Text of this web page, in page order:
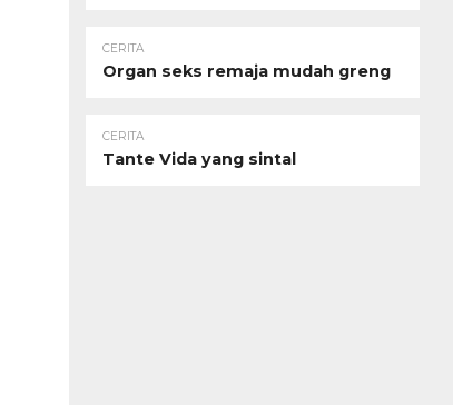
CERITA
Organ seks remaja mudah greng
CERITA
Tante Vida yang sintal